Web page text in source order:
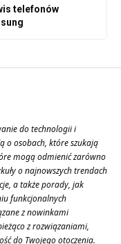
telefonów
do technologii i
o osobach, które szukają
mogą odmienić zarówno
o najnowszych trendach
a także porady, jak
funkcjonalnych
z nowinkami
z rozwiązaniami,
do Twojego otoczenia.